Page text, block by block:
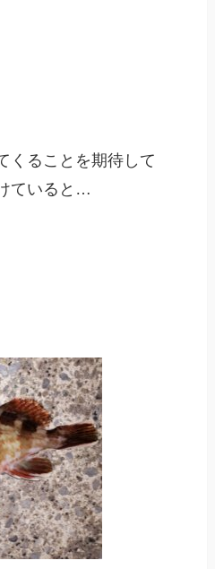
くることを期待して
ていると…